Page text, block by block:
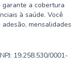
a cobertura
à saúde. Você
mensalidades
19.258.530/0001-